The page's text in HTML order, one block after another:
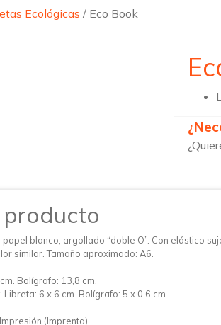
Ecológicas / Eco Book
blanco, argollado “doble O”. Con elástico
similar. Tamaño aproximado: A6.
Bolígrafo: 13,8 cm.
Libreta: 6 x 6 cm. Bolígrafo: 5 x 0,6 cm.
(Imprenta)